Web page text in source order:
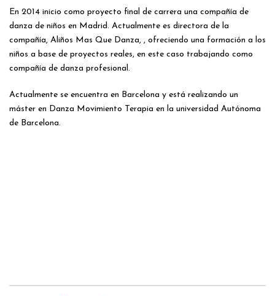
En 2014 inicio como proyecto final de carrera una compañía de
danza de niños en Madrid. Actualmente es directora de la
compañía, Aliños Mas Que Danza, , ofreciendo una formación a los
niños a base de proyectos reales, en este caso trabajando como
compañía de danza profesional.
Actualmente se encuentra en Barcelona y está realizando un
máster en Danza Movimiento Terapia en la universidad Autónoma
de Barcelona.